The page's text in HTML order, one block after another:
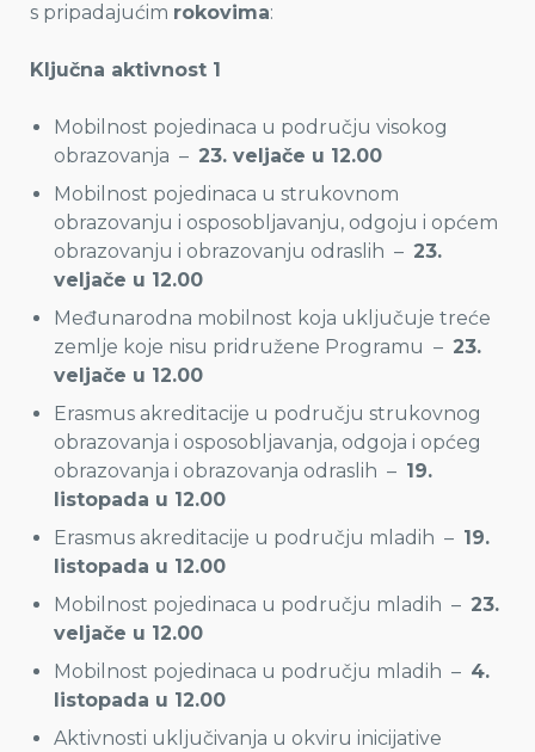
s pripadajućim rokovima:
Ključna aktivnost 1
Mobilnost pojedinaca u području visokog
obrazovanja – 23. veljače u 12.00
Mobilnost pojedinaca u strukovnom
obrazovanju i osposobljavanju, odgoju i općem
obrazovanju i obrazovanju odraslih – 23.
veljače u 12.00
Međunarodna mobilnost koja uključuje treće
zemlje koje nisu pridružene Programu – 23.
veljače u 12.00
Erasmus akreditacije u području strukovnog
obrazovanja i osposobljavanja, odgoja i općeg
obrazovanja i obrazovanja odraslih – 19.
listopada u 12.00
Erasmus akreditacije u području mladih – 19.
listopada u 12.00
Mobilnost pojedinaca u području mladih – 23.
veljače u 12.00
Mobilnost pojedinaca u području mladih – 4.
listopada u 12.00
Aktivnosti uključivanja u okviru inicijative